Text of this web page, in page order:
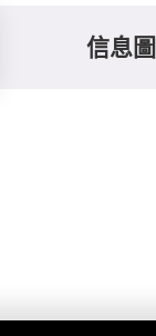
信息圖